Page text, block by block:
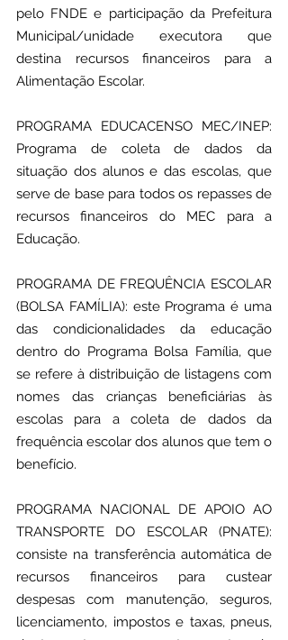
pelo FNDE e participação da Prefeitura
Municipal/unidade executora que
destina recursos financeiros para a
Alimentação Escolar.
PROGRAMA EDUCACENSO MEC/INEP:
Programa de coleta de dados da
situação dos alunos e das escolas, que
serve de base para todos os repasses de
recursos financeiros do MEC para a
Educação.
PROGRAMA DE FREQUÊNCIA ESCOLAR
(BOLSA FAMÍLIA): este Programa é uma
das condicionalidades da educação
dentro do Programa Bolsa Família, que
se refere à distribuição de listagens com
nomes das crianças beneficiárias às
escolas para a coleta de dados da
frequência escolar dos alunos que tem o
benefício.
PROGRAMA NACIONAL DE APOIO AO
TRANSPORTE DO ESCOLAR (PNATE):
consiste na transferência automática de
recursos financeiros para custear
despesas com manutenção, seguros,
licenciamento, impostos e taxas, pneus,